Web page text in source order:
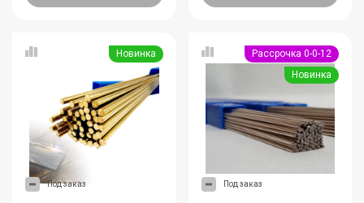
Новинка
Под заказ
Рассрочка 0-0-12
Новинка
Под заказ